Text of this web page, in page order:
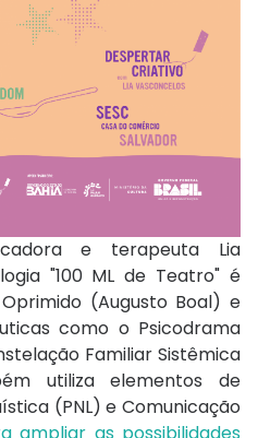
e terapeuta Lia
"100 ML de Teatro" é
(Augusto Boal) e
como o Psicodrama
Familiar Sistêmica
utiliza elementos de
(PNL) e Comunicação